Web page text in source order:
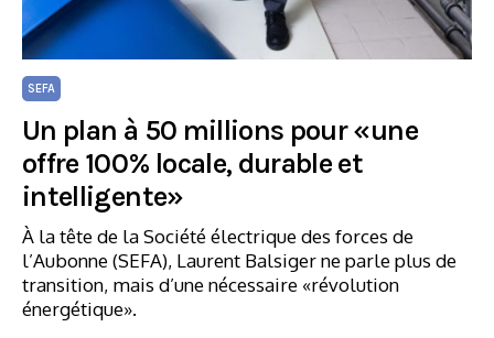
SEFA
Un plan à 50 millions pour «une
offre 100% locale, durable et
intelligente»
À la tête de la Société électrique des forces de
l’Aubonne (SEFA), Laurent Balsiger ne parle plus de
transition, mais d’une nécessaire «révolution
énergétique».